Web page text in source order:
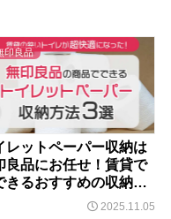
印良品
レットペーパー収納は
良品にお任せ！賃貸で
きるおすすめの収納方
2025.11.05